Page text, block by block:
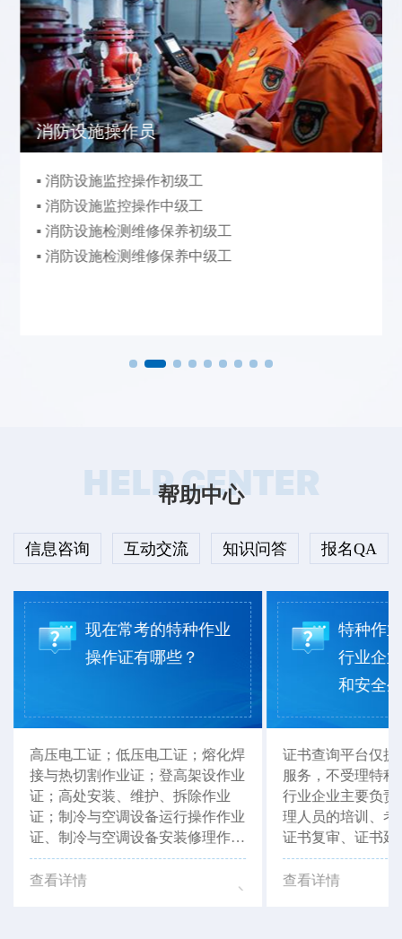
消防设施操作员
▪ 消防设施监控操作初级工
▪ 消防设施监控操作中级工
▪ 消防设施检测维修保养初级工
▪ 消防设施检测维修保养中级工
HELP CENTER
帮助中心
信息咨询 互动交流 知识问答 报名QA
现在常考的特种作业
操作证有哪些？
高压电工证；低压电工证；熔化焊
接与热切割作业证；登高架设作业
证；高处安装、维护、拆除作业
证；制冷与空调设备运行操作作业
证、制冷与空调设备安装修理作业
证等。以上证书，湖北省思特职业
培训学校均可报考。
查看详情
特种作
行业企
和安全
证书查询平台仅
服务，不受理特
行业企业主要负
理人员的培训、
证书复审、证书
以联系当地有资
如：湖北省思特
查看详情